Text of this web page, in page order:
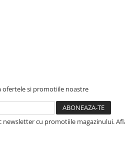
ofertele si promotiile noastre
newsletter cu promotiile magazinului.